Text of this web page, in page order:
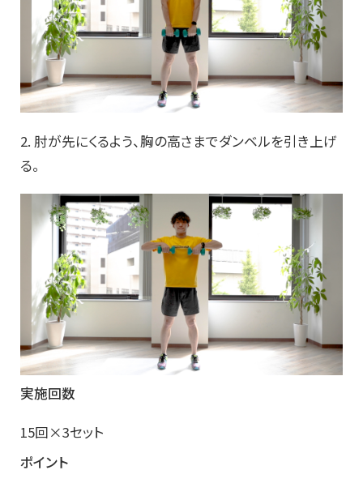
2. 肘が先にくるよう、胸の高さまでダンベルを引き上げ
る。
実施回数
15回×3セット
ポイント